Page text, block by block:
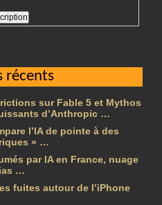
récents
sur Fable 5 et Mythos
d’Anthropic …
l’IA de pointe à des
» …
par IA en France, nuage
…
fuites autour de l’iPhone